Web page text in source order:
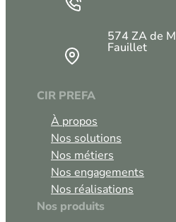
574 ZA de
Fauillet
CIR PREFA
À propos
Nos solutions
Nos métiers
Nos engagements
Nos réalisations
Nos produits